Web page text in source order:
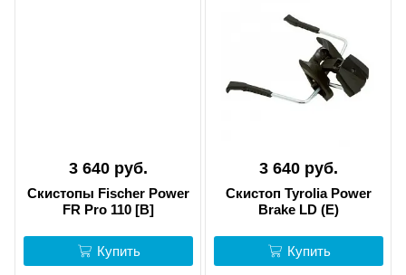
3 640 руб.
Скистопы Fischer Power
FR Pro 110 [B]
Купить
3 640 руб.
Скистоп Tyrolia Power
Brake LD (E)
Купить